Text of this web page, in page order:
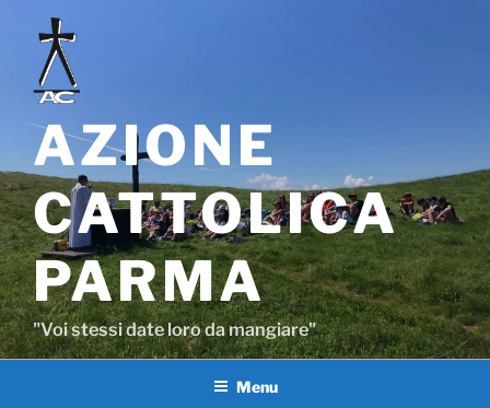
contenuto
AZIONE
CATTOLICA
PARMA
"Voi stessi date loro da mangiare"
Menu